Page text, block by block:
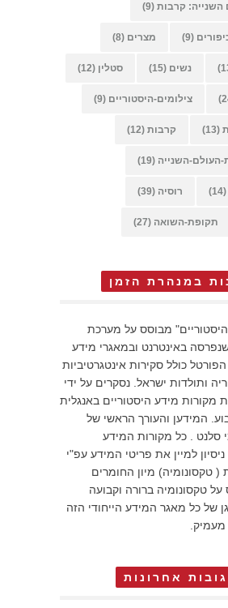
קרבות (9)
(9) מצרים (8)
נשים (15) סטלין (12)
צילומים-היסטוריים (9)
(13) קרבות (12)
השנייה (19)
(14) רוסיה (39)
תקופת-השואה (27)
במנהרת הזמן
מבוסס על מערכת
באינטרנט ובמאגרי מידע
כולל סקירות אינטגרטיביות
ותולדות ישראל. נסקרים על ידי
מקורות מידע היסטוריים באנגלית
המידען והעורך הראשי של
סלנט . כל מקורות המידע
למיין את פריטי המידע עפ"י
( טקסונומיה) מיון החומרים
על טקסונומיה ברורה וקבועה
של כל מאגר המידע הייחודי הזה
מעמיק.
אחרונות